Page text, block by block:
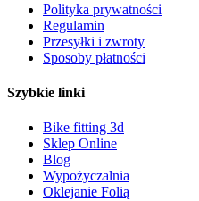
Polityka prywatności
Regulamin
Przesyłki i zwroty
Sposoby płatności
Szybkie linki
Bike fitting 3d
Sklep Online
Blog
Wypożyczalnia
Oklejanie Folią